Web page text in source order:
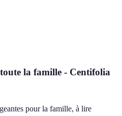
la famille - Centifolia
pour la famille, à lire